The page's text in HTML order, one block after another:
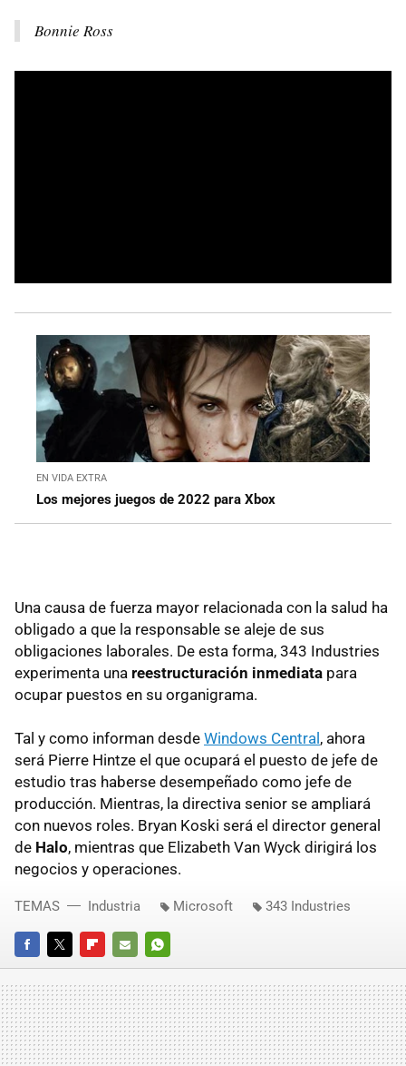
Bonnie Ross
EN VIDA EXTRA
Los mejores juegos de 2022 para Xbox
Una causa de fuerza mayor relacionada con la salud ha
obligado a que la responsable se aleje de sus
obligaciones laborales. De esta forma, 343 Industries
experimenta una reestructuración inmediata para
ocupar puestos en su organigrama.
Tal y como informan desde Windows Central, ahora
será Pierre Hintze el que ocupará el puesto de jefe de
estudio tras haberse desempeñado como jefe de
producción. Mientras, la directiva senior se ampliará
con nuevos roles. Bryan Koski será el director general
de Halo, mientras que Elizabeth Van Wyck dirigirá los
negocios y operaciones.
FACEBOOKTWITTERFLIPBOARD
E-
MAIL
WHATSAPP
TEMAS Industria Microsoft 343 Industries